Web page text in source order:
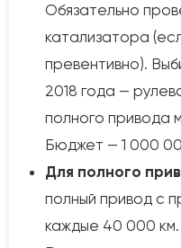
Обязательно
катализатора
превентивно).
2018 года —
полного привода
Бюджет — 1 000
Для полного
полный привод с
каждые 40 000